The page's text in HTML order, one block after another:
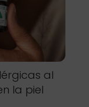
al
la piel